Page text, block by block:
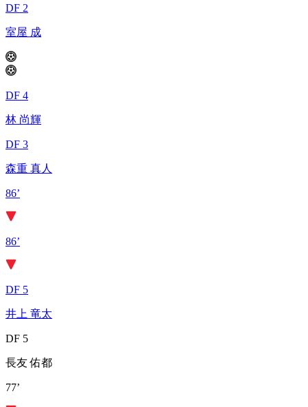
DF 2
室屋 成
DF 4
林 尚輝
DF 3
森重 真人
86’
86’
DF 5
井上 竜太
DF 5
長友 佑都
77’